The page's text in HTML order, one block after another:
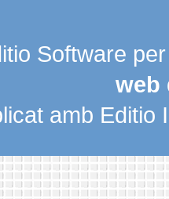
Software
web
amb Editio